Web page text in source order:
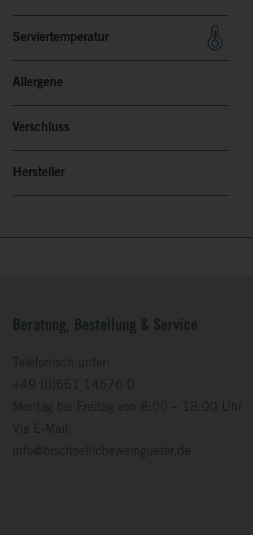
Serviertemperatur
Allergene
Verschluss
Hersteller
Beratung, Bestellung & Service
Telefonisch unter:
+49 (0)651 14576-0
Montag bis Freitag von 8:00 – 18:00 Uhr
Via E-Mail:
info@bischoeflicheweingueter.de